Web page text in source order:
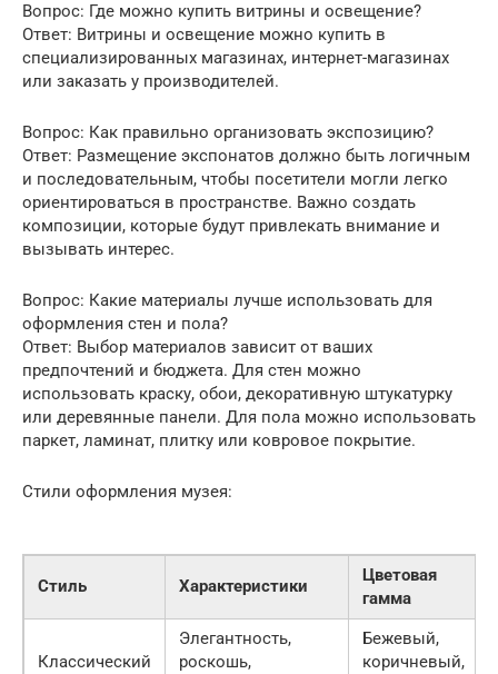
Вопрос: Где можно купить витрины и освещение?
Ответ: Витрины и освещение можно купить в
специализированных магазинах, интернет-магазинах
или заказать у производителей.
Вопрос: Как правильно организовать экспозицию?
Ответ: Размещение экспонатов должно быть логичным
и последовательным, чтобы посетители могли легко
ориентироваться в пространстве. Важно создать
композиции, которые будут привлекать внимание и
вызывать интерес.
Вопрос: Какие материалы лучше использовать для
оформления стен и пола?
Ответ: Выбор материалов зависит от ваших
предпочтений и бюджета. Для стен можно
использовать краску, обои, декоративную штукатурку
или деревянные панели. Для пола можно использовать
паркет, ламинат, плитку или ковровое покрытие.
Стили оформления музея:
Стиль Характеристики
Цветовая
гамма
Классический
Элегантность,
роскошь,
Бежевый,
коричневый,